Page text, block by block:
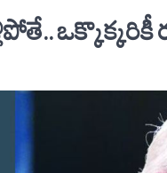
ఒక్కొక్కరికీ